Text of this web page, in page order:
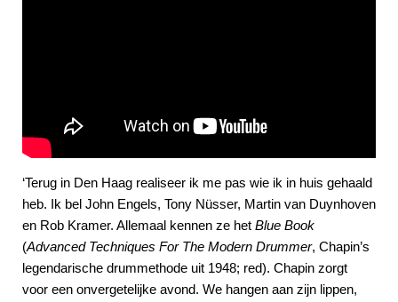
‘Terug in Den Haag realiseer ik me pas wie ik in huis gehaald
heb. Ik bel John Engels, Tony Nüsser, Martin van Duynhoven
en Rob Kramer. Allemaal kennen ze het Blue Book
(Advanced Techniques For The Modern Drummer, Chapin’s
legendarische drummethode uit 1948; red). Chapin zorgt
voor een onvergetelijke avond. We hangen aan zijn lippen,